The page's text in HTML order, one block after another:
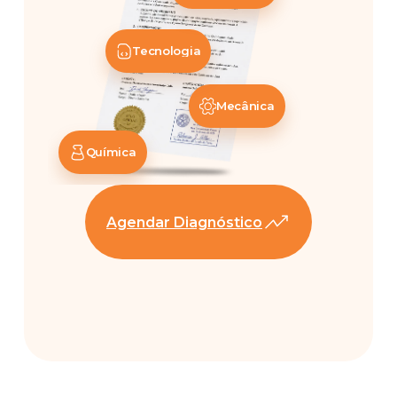
Agendar Diagnóstico
Mecânica
Tecnologia
Química